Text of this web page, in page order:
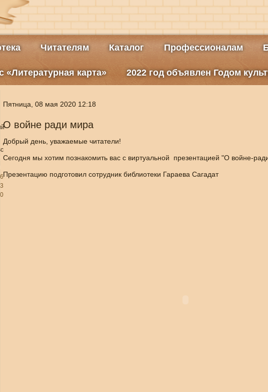
Читателям Каталог Профессионалам
«Литературная карта» 2022 год объявлен Годом
Пятница, 08 мая 2020 12:18
О войне ради мира
Добрый день, уважаемые читатели!
Сегодня мы хотим познакомить вас с виртуальной презентацией "О войне-
Презентацию подготовил сотрудник библиотеки Гараева Сагадат